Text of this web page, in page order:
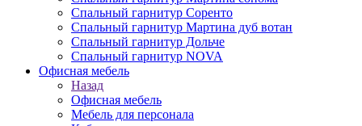
Спальный гарнитур Соренто
Спальный гарнитур Мартина дуб вотан
Спальный гарнитур Дольче
Спальный гарнитур NOVA
Офисная мебель
Назад
Офисная мебель
Мебель для персонала